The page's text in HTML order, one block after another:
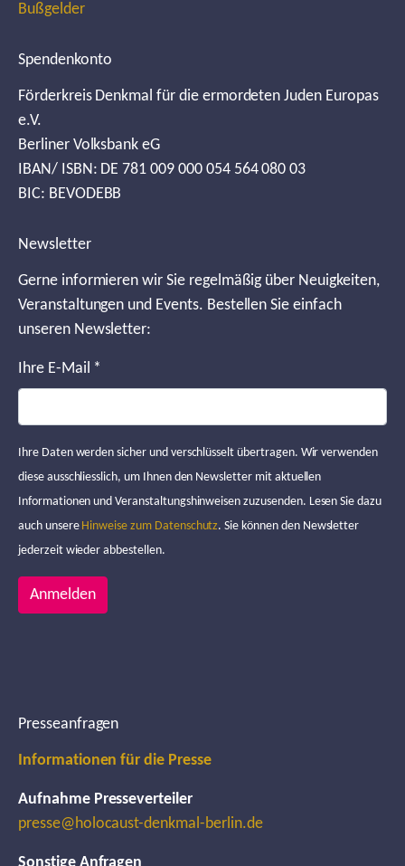
Bußgelder
Spendenkonto
Förderkreis Denkmal für die ermordeten Juden Europas
e.V.
Berliner Volksbank eG
IBAN/ ISBN: DE 781 009 000 054 564 080 03
BIC: BEVODEBB
Newsletter
Gerne informieren wir Sie regelmäßig über Neuigkeiten,
Veranstaltungen und Events. Bestellen Sie einfach
unseren Newsletter:
Ihre E-Mail *
Ihre Daten werden sicher und verschlüsselt übertragen. Wir verwenden
diese ausschliesslich, um Ihnen den Newsletter mit aktuellen
Informationen und Veranstaltungshinweisen zuzusenden. Lesen Sie dazu
auch unsere Hinweise zum Datenschutz. Sie können den Newsletter
jederzeit wieder abbestellen.
Anmelden
Presseanfragen
Informationen für die Presse
Aufnahme Presseverteiler
presse@holocaust-denkmal-berlin.de